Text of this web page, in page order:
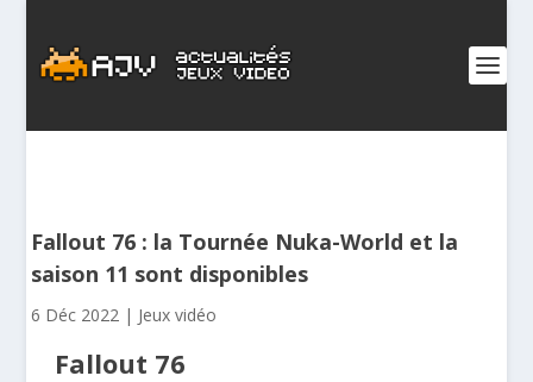
Fallout 76 : la Tournée Nuka-World et la
saison 11 sont disponibles
6 Déc 2022 | Jeux vidéo
Fallout 76